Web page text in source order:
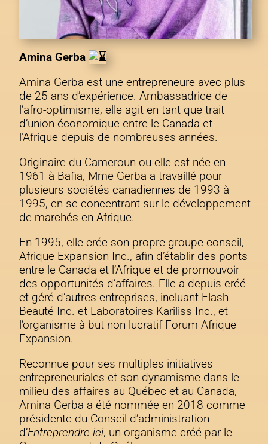
Amina Gerba
Amina Gerba est une entrepreneure avec plus
de 25 ans d’expérience. Ambassadrice de
l’afro-optimisme, elle agit en tant que trait
d’union économique entre le Canada et
l’Afrique depuis de nombreuses années.
Originaire du Cameroun ou elle est née en
1961 à Bafia, Mme Gerba a travaillé pour
plusieurs sociétés canadiennes de 1993 à
1995, en se concentrant sur le développement
de marchés en Afrique.
En 1995, elle crée son propre groupe-conseil,
Afrique Expansion Inc., afin d’établir des ponts
entre le Canada et l’Afrique et de promouvoir
des opportunités d’affaires. Elle a depuis créé
et géré d’autres entreprises, incluant Flash
Beauté Inc. et Laboratoires Kariliss Inc., et
l’organisme à but non lucratif Forum Afrique
Expansion.
Reconnue pour ses multiples initiatives
entrepreneuriales et son dynamisme dans le
milieu des affaires au Québec et au Canada,
Amina Gerba a été nommée en 2018 comme
présidente du Conseil d’administration
d’Entreprendre ici, un organisme créé par le